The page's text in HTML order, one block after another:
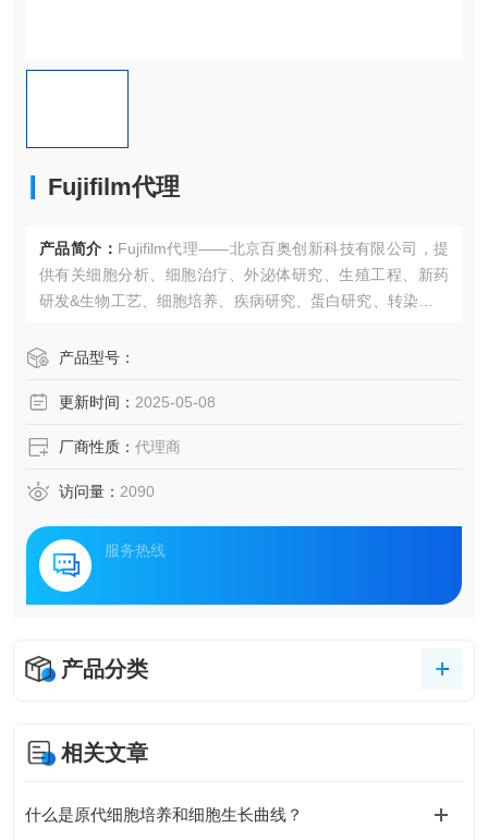
Fujifilm代理
产品简介： Fujifilm代理——北京百奥创新科技有限公司，提
供有关细胞分析、细胞治疗、外泌体研究、生殖工程、新药
研发&生物工艺、细胞培养、疾病研究、蛋白研究、转染、药
学、植物学、微生物学、耗材、生物活性物质等方面的产
产品型号：
更新时间： 2025-05-08
厂商性质： 代理商
访问量： 2090
服务热线
产品分类
相关文章
什么是原代细胞培养和细胞生长曲线？